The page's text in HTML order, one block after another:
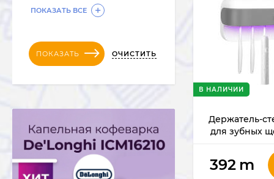
Держатель-
для зубных
В НАЛИЧИИ
392 m
ПОКАЗАТЬ ВСЕ
ПОКАЗАТЬ ОЧИСТИТЬ